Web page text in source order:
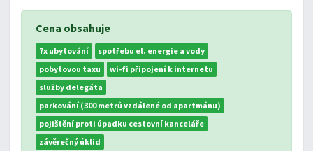
Cena obsahuje
7x ubytování
spotřebu el. energie a vody
pobytovou taxu
wi-fi připojení k internetu
služby delegáta
parkování (300 metrů vzdálené od apartmánu)
pojištění proti úpadku cestovní kanceláře
závěrečný úklid